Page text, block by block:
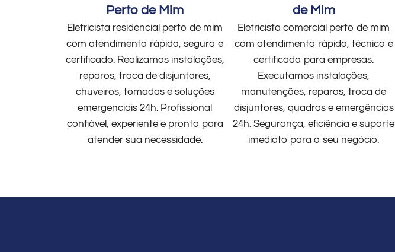
Perto de Mim
Eletricista residencial perto de mim
com atendimento rápido, seguro e
certificado. Realizamos instalações,
reparos, troca de disjuntores,
chuveiros, tomadas e soluções
emergenciais 24h. Profissional
confiável, experiente e pronto para
atender sua necessidade.
de Mim
Eletricista comercial perto de mim
com atendimento rápido, técnico e
certificado para empresas.
Executamos instalações,
manutenções, reparos, troca de
disjuntores, quadros e emergências
24h. Segurança, eficiência e suporte
imediato para o seu negócio.